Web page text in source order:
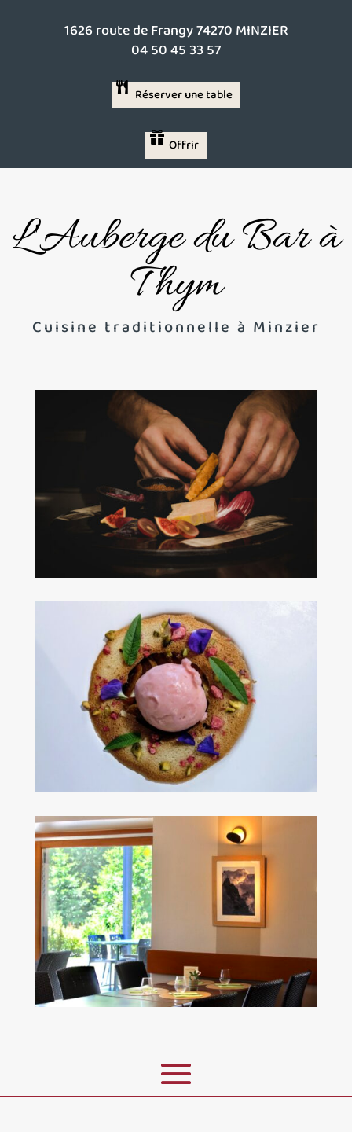
1626 route de Frangy 74270 MINZIER
04 50 45 33 57
Réserver une table
Offrir
L'Auberge du Bar à
Thym
Cuisine traditionnelle à Minzier